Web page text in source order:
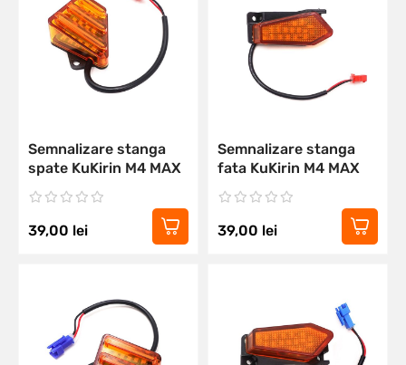
Semnalizare stanga
spate KuKirin M4 MAX
39,00 lei
Semnalizare stanga
fata KuKirin M4 MAX
39,00 lei